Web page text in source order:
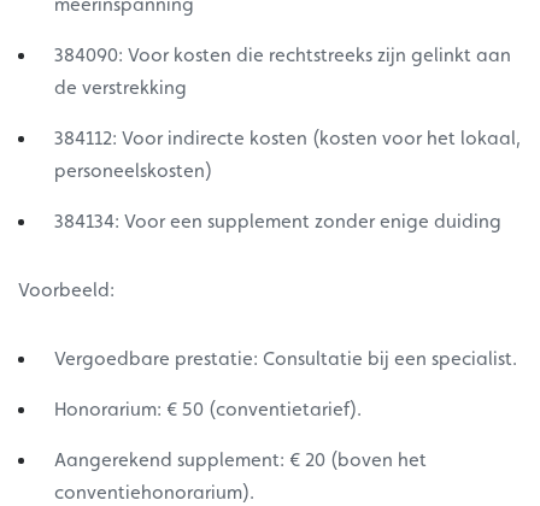
384090: Voor kosten die rechtstreeks zijn gelinkt aan
de verstrekking
384112: Voor indirecte kosten (kosten voor het lokaal,
personeelskosten)
384134: Voor een supplement zonder enige duiding
Voorbeeld:
Vergoedbare prestatie: Consultatie bij een specialist.
Honorarium: € 50 (conventietarief).
Aangerekend supplement: € 20 (boven het
conventiehonorarium).